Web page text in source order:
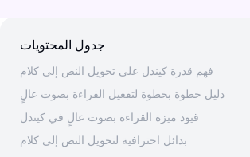
جدول المحتويات
فهم قدرة كيندل على تحويل النص إلى كلام
دليل خطوة بخطوة لتفعيل القراءة بصوت عالٍ
قيود ميزة القراءة بصوت عالٍ في كيندل
بدائل احترافية لتحويل النص إلى كلام